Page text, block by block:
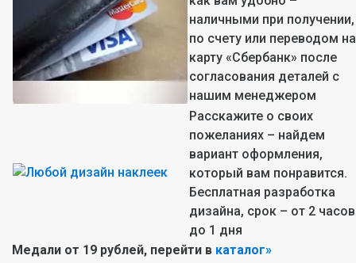
наличными при получении,
по счету или переводом на
карту «Сбербанк» после
согласования деталей с
нашим менеджером
Расскажите о своих
пожеланиях – найдем
вариант оформления,
который вам понравится.
Бесплатная разработка
дизайна, срок – от 2 часов
до 1 дня
Медали от 19 рублей, перейти в каталог»